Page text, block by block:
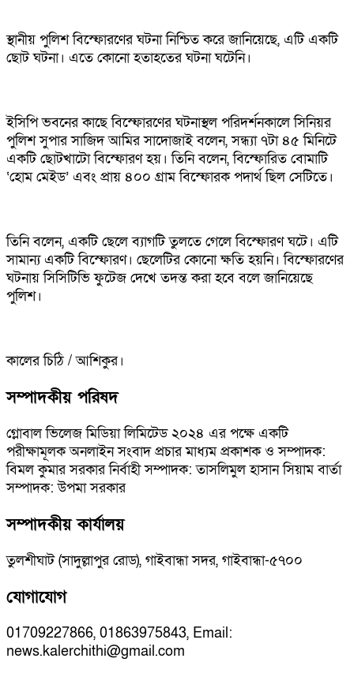
স্থানীয় পুলিশ বিস্ফোরণের ঘটনা নিশ্চিত করে জানিয়েছে, এটি একটি
ছোট ঘটনা। এতে কোনো হতাহতের ঘটনা ঘটেনি।
ইসিপি ভবনের কাছে বিস্ফোরণের ঘটনাস্থল পরিদর্শনকালে সিনিয়র
পুলিশ সুপার সাজিদ আমির সাদোজাই বলেন, সন্ধ্যা ৭টা ৪৫ মিনিটে
একটি ছোটখাটো বিস্ফোরণ হয়। তিনি বলেন, বিস্ফোরিত বোমাটি
‘হোম মেইড’ এবং প্রায় ৪০০ গ্রাম বিস্ফোরক পদার্থ ছিল সেটিতে।
তিনি বলেন, একটি ছেলে ব্যাগটি তুলতে গেলে বিস্ফোরণ ঘটে। এটি
সামান্য একটি বিস্ফোরণ। ছেলেটির কোনো ক্ষতি হয়নি। বিস্ফোরণের
ঘটনায় সিসিটিভি ফুটেজ দেখে তদন্ত করা হবে বলে জানিয়েছে
পুলিশ।
কালের চিঠি / আশিকুর।
সম্পাদকীয় পরিষদ
গ্লোবাল ভিলেজ মিডিয়া লিমিটেড ২০২৪ এর পক্ষে একটি
পরীক্ষামূলক অনলাইন সংবাদ প্রচার মাধ্যম প্রকাশক ও সম্পাদক:
বিমল কুমার সরকার নির্বাহী সম্পাদক: তাসলিমুল হাসান সিয়াম বার্তা
সম্পাদক: উপমা সরকার
সম্পাদকীয় কার্যালয়
তুলশীঘাট (সাদুল্লাপুর রোড), গাইবান্ধা সদর, গাইবান্ধা-৫৭০০
যোগাযোগ
01709227866, 01863975843, Email:
news.kalerchithi@gmail.com